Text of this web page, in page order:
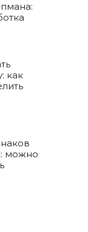
как
можно